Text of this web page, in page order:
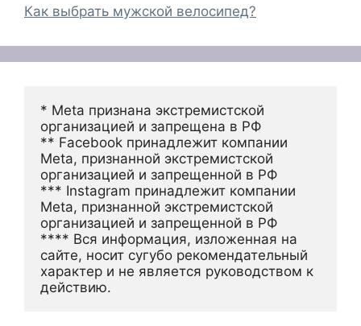
Как выбрать мужской велосипед?
* Meta признана экстремистской
организацией и запрещена в РФ
** Facebook принадлежит компании
Meta, признанной экстремистской
организацией и запрещенной в РФ
*** Instagram принадлежит компании
Meta, признанной экстремистской
организацией и запрещенной в РФ
**** Вся информация, изложенная на
сайте, носит сугубо рекомендательный
характер и не является руководством к
действию.